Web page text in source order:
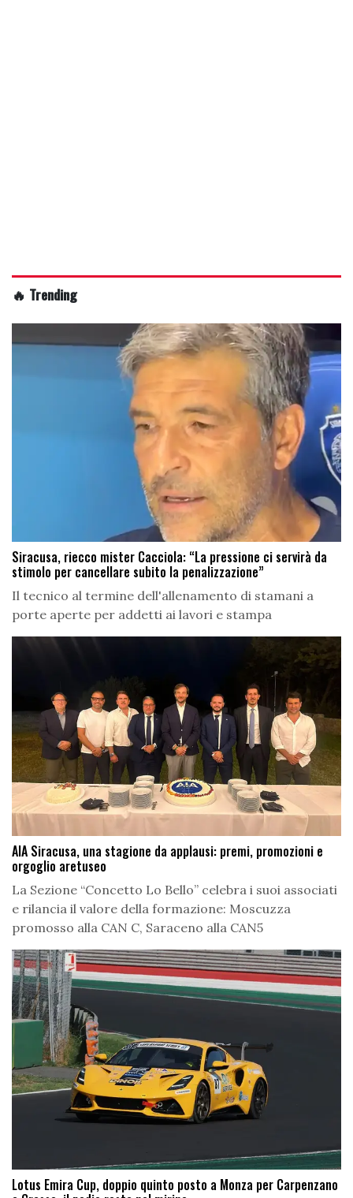
🔥 Trending
Siracusa, riecco mister Cacciola: “La pressione ci servirà da
stimolo per cancellare subito la penalizzazione”
Il tecnico al termine dell'allenamento di stamani a
porte aperte per addetti ai lavori e stampa
AIA Siracusa, una stagione da applausi: premi, promozioni e
orgoglio aretuseo
La Sezione “Concetto Lo Bello” celebra i suoi associati
e rilancia il valore della formazione: Moscuzza
promosso alla CAN C, Saraceno alla CAN5
Lotus Emira Cup, doppio quinto posto a Monza per Carpenzano